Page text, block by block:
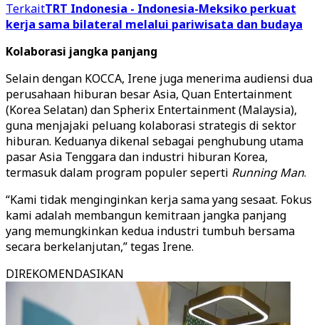
TerkaitTRT Indonesia - Indonesia-Meksiko perkuat
kerja sama bilateral melalui pariwisata dan budaya
Kolaborasi jangka panjang
Selain dengan KOCCA, Irene juga menerima audiensi dua
perusahaan hiburan besar Asia, Quan Entertainment
(Korea Selatan) dan Spherix Entertainment (Malaysia),
guna menjajaki peluang kolaborasi strategis di sektor
hiburan. Keduanya dikenal sebagai penghubung utama
pasar Asia Tenggara dan industri hiburan Korea,
termasuk dalam program populer seperti Running Man.
“Kami tidak menginginkan kerja sama yang sesaat. Fokus
kami adalah membangun kemitraan jangka panjang
yang memungkinkan kedua industri tumbuh bersama
secara berkelanjutan,” tegas Irene.
DIREKOMENDASIKAN